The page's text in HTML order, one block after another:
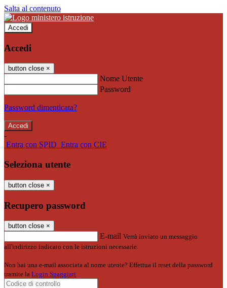
Salta al contenuto
Accedi
Accedi
button close ×
Nome Utente
Password
Password dimenticata?
-
Entra con SPID Entra con CIE
Seleziona utente
button close ×
Recupero password
button close ×
E-mail Verrà inviato un messaggio
all'indirizzo indicato con le istruzioni necessarie.
Non hai una e-mail associata al nome utente? Effettua il reset della password
tramite la Login Spaggiari